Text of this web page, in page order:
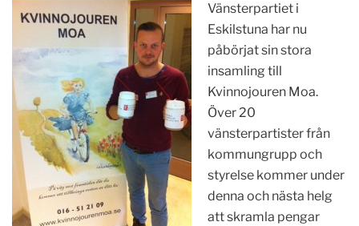
Vänsterpartiet i
Eskilstuna har nu
påbörjat sin stora
insamling till
Kvinnojouren Moa.
Över 20
vänsterpartister från
kommungrupp och
styrelse kommer under
denna och nästa helg
att skramla pengar